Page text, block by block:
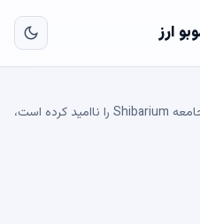
ارز
سکوت توسعه دهندگان Shiba Inu جامعه Shibarium را ناامید کرده است،